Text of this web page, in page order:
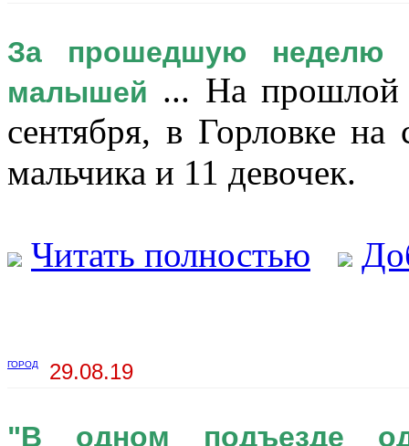
За прошедшую неделю
малышей ... На прошлой
сентября, в Горловке
мальчика и 11 девочек.
Читать полностью
ГОРОД 29.08.19
"В одном подъезде